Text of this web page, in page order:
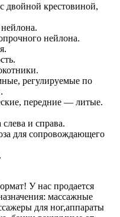
двойной крестовиной,
нейлона.
регулируемые по
передние — литые.
и справа.
для сопровождающего
У нас продается
массажные
для ног,аппараты